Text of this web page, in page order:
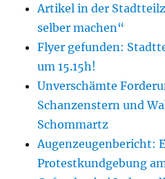
Artikel in der
selber machen“
Flyer gefunden:
um 15.15h!
Unverschämte
Schanzenstern und
Schommartz
Augenzeugenbericht:
Protestkundgebung